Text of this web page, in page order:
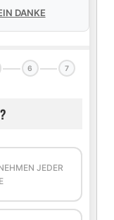
DANKE
6 7
JEDER